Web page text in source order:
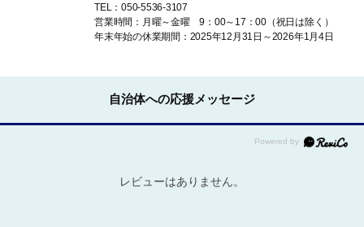
TEL：050-5536-3107
営業時間：月曜～金曜 9：00～17：00（祝日は除く）
年末年始の休業期間：2025年12月31日～2026年1月4日
自治体への応援メッセージ
レビューはありません。